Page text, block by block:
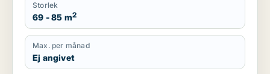
Storlek
69 - 85 m2
Max. per månad
Ej angivet